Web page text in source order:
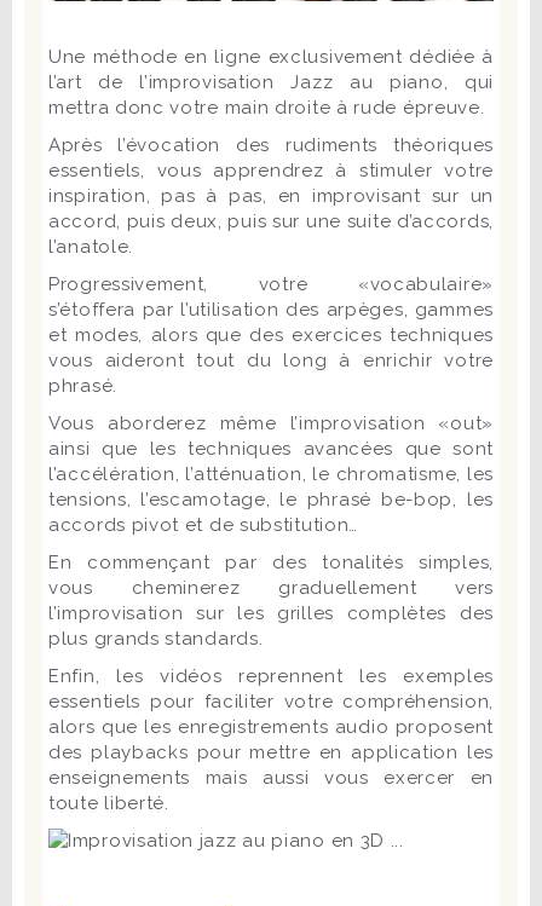
Une méthode en ligne exclusivement dédiée à
l’art de l’improvisation Jazz au piano, qui
mettra donc votre main droite à rude épreuve.
Après l’évocation des rudiments théoriques
essentiels, vous apprendrez à stimuler votre
inspiration, pas à pas, en improvisant sur un
accord, puis deux, puis sur une suite d’accords,
l’anatole.
Progressivement, votre «vocabulaire»
s’étoffera par l’utilisation des arpèges, gammes
et modes, alors que des exercices techniques
vous aideront tout du long à enrichir votre
phrasé.
Vous aborderez même l’improvisation «out»
ainsi que les techniques avancées que sont
l’accélération, l’atténuation, le chromatisme, les
tensions, l’escamotage, le phrasé be-bop, les
accords pivot et de substitution…
En commençant par des tonalités simples,
vous cheminerez graduellement vers
l’improvisation sur les grilles complètes des
plus grands standards.
Enfin, les vidéos reprennent les exemples
essentiels pour faciliter votre compréhension,
alors que les enregistrements audio proposent
des playbacks pour mettre en application les
enseignements mais aussi vous exercer en
toute liberté.